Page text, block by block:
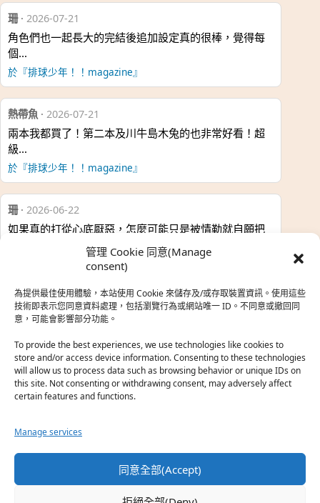
管理 Cookie 同意(Manage
consent)
為提供最佳使用體驗，本站使用 Cookie 來儲存及/或存取裝置資訊。使用這些
技術即表示您同意資料處理，包括瀏覽行為或網站唯一 ID。不同意或撤回同
意，可能會影響部分功能。
To provide the best experiences, we use technologies like cookies to
store and/or access device information. Consenting to these technologies
will allow us to process data such as browsing behavior or unique IDs on
this site. Not consenting or withdrawing consent, may adversely affect
certain features and functions.
Manage services
同意全部(Accept)
珊· 2026-07-21
角色們也一起長大的完結後追加設定真的很棒，覺得每
個…
於『排球少年！！magazine』
熱帶魚 · 2026-07-21
兩本我都買了！第二本及川牛島木兔的也非常好看！超
級…
於『排球少年！！magazine』
珊· 2026-06-22
如果真的打從心底厭惡，怎麼可能只是被情勒就自願把
熱帶魚·2026-06-22
之前看到網路上有人說灰二自私情勒大家陪他圓夢，但
真…
於『強風吹拂』
珊· 2026-06-18
第…
於『白領羽球部』